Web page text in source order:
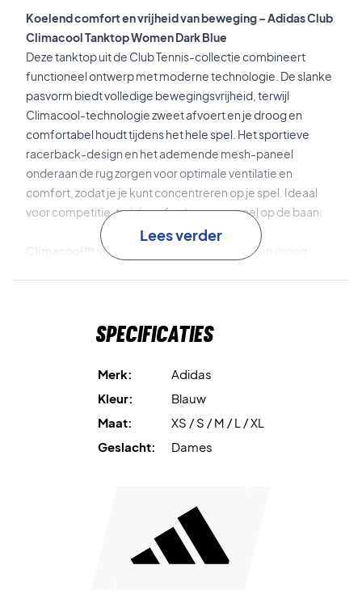
Koelend comfort en vrijheid van beweging – Adidas Club
Climacool Tanktop Women Dark Blue
Deze tanktop uit de Club Tennis-collectie combineert
functioneel ontwerp met moderne technologie. De slanke
pasvorm biedt volledige bewegingsvrijheid, terwijl
Climacool-technologie zweet afvoert en je droog en
comfortabel houdt tijdens het hele spel. Het sportieve
racerback-design en het ademende mesh-paneel
onderaan de rug zorgen voor optimale ventilatie en
comfort, zodat je je kunt concentreren op je spel. Ideaal
voor competitie, training of ontspannen spel op de baan.
voert zweet af en houdt je koel en droog
nauwkeurige en dynamische slagen.
Racerback en mesh-paneel zorgen voor ventilatie en
Speel comfortabel en stijlvol – koop de Adidas Club
Climacool Tanktop Women Dark Blue vandaag nog!
Lees verder
Specificaties
Merk:
Adidas
Kleur:
Blauw
Maat:
XS / S / M / L / XL
Geslacht:
Dames